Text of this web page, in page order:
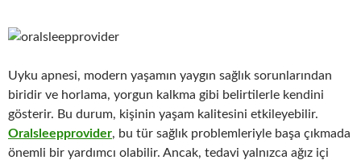
Uyku apnesi, modern yaşamın yaygın sağlık sorunlarından
biridir ve horlama, yorgun kalkma gibi belirtilerle kendini
gösterir. Bu durum, kişinin yaşam kalitesini etkileyebilir.
Oralsleepprovider, bu tür sağlık problemleriyle başa çıkmada
önemli bir yardımcı olabilir. Ancak, tedavi yalnızca ağız içi